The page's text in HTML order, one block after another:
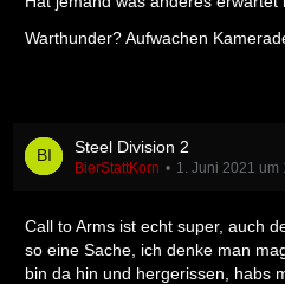
Warthunder? Aufwachen
Steel Division 2
BierStattKorn 1. Juni 2021 um
Call to Arms ist echt super, auch
so eine Sache, ich denke man
bin da hin und hergerissen, habs